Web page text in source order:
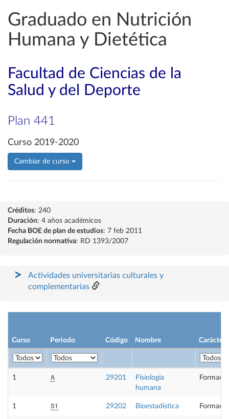
Graduado en Nutrición
Humana y Dietética
Facultad de Ciencias de la
Salud y del Deporte
Plan 441
Curso 2019-2020
Cambiar de curso
Créditos: 240
Duración: 4 años académicos
Fecha BOE de plan de estudios: 7 feb 2011
Regulación normativa: RD 1393/2007
Actividades universitarias culturales y
complementarias
Curso Periodo Código Nombre Carácter
1 A 29201
Fisiología
humana
1 S1 29202 Bioestadística